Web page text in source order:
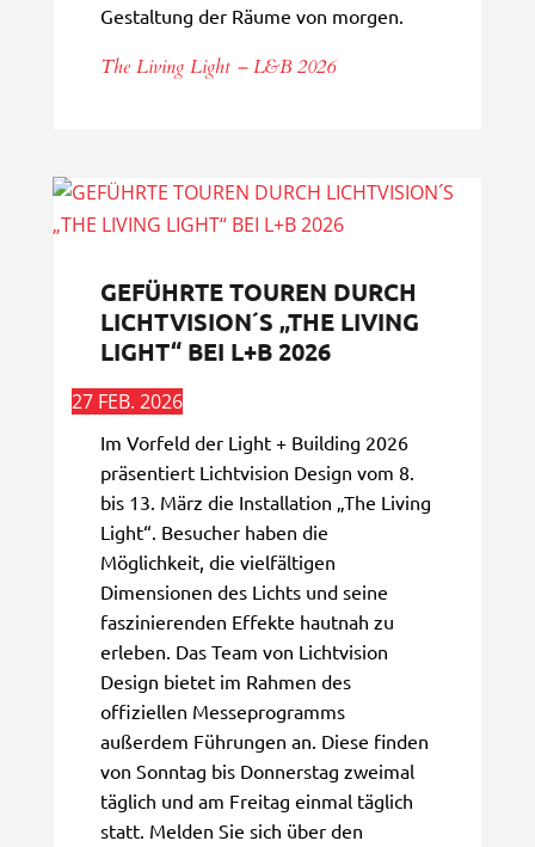
Gestaltung der Räume von morgen.
The Living Light – L&B 2026
GEFÜHRTE TOUREN DURCH
LICHTVISION´S „THE LIVING
LIGHT“ BEI L+B 2026
27 FEB. 2026
Im Vorfeld der Light + Building 2026
präsentiert Lichtvision Design vom 8.
bis 13. März die Installation „The Living
Light“. Besucher haben die
Möglichkeit, die vielfältigen
Dimensionen des Lichts und seine
faszinierenden Effekte hautnah zu
erleben. Das Team von Lichtvision
Design bietet im Rahmen des
offiziellen Messeprogramms
außerdem Führungen an. Diese finden
von Sonntag bis Donnerstag zweimal
täglich und am Freitag einmal täglich
statt. Melden Sie sich über den